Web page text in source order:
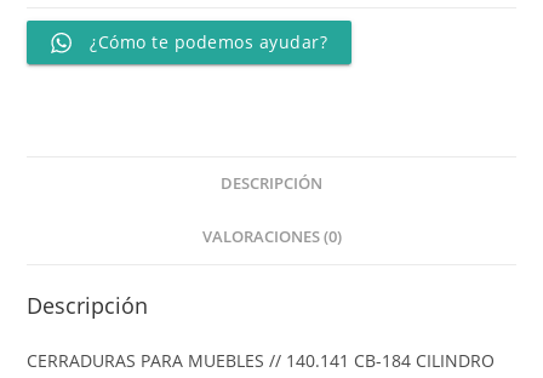
¿Cómo te podemos ayudar?
DESCRIPCIÓN
VALORACIONES (0)
Descripción
CERRADURAS PARA MUEBLES // 140.141 CB-184 CILINDRO